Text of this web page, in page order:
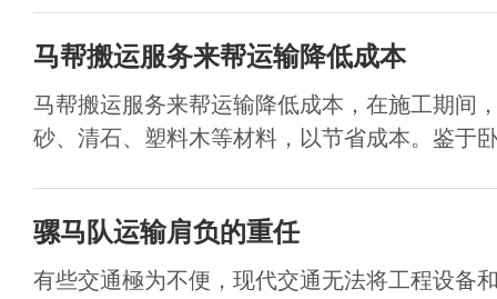
马帮搬运服务来帮运输降低成本
马帮搬运服务来帮运输降低成本，在施工期间
砂、清石、塑料木等材料，以节省成本。鉴于
骡马队运输肩负的重任
有些交通極为不便，现代交通无法将工程设备